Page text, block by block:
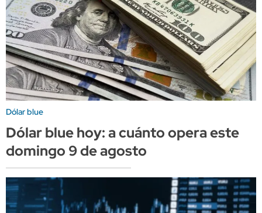
Dólar blue
Dólar blue hoy: a cuánto opera este
domingo 9 de agosto